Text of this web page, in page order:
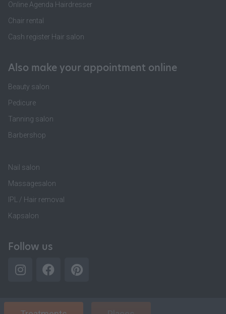
Online Agenda Hairdresser
Chair rental
Cash register Hair salon
Also make your appointment online
Beauty salon
Pedicure
Tanning salon
Barbershop
Nail salon
Massagesalon
IPL / Hair removal
Kapsalon
Follow us